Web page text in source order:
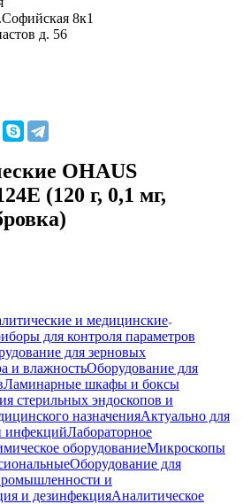
8к1
д. 56
OHAUS
(120 г, 0,1 мг,
и медицинские
для контроля параметров
для зерновых
и влажностьОборудование для
Ламинарные шкафы и боксы
стерильных эндоскопов и
назначенияАктуально для
инфекцийЛабораторное
оборудованиеМикроскопы
Оборудование для
и
и дезинфекцияАналитическое